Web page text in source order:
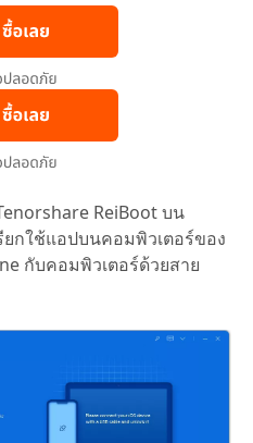
ReiBoot บน
กใช้แอปบนคอมพิวเตอร์ของ
กับคอมพิวเตอร์ด้วยสาย